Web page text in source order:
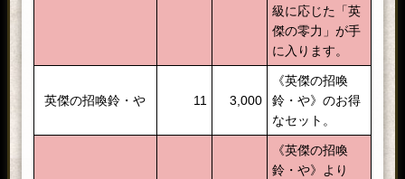
級に応じた「英
傑の零力」が手
に入ります。
英傑の招喚鈴・や 11 3,000
《英傑の招喚
鈴・や》のお得
なセット。
《英傑の招喚
鈴・や》より